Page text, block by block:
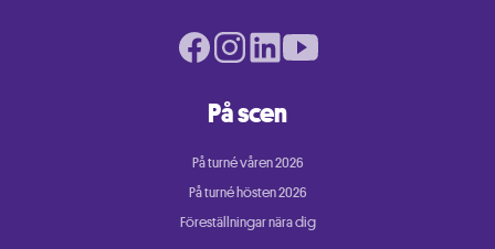
På scen
På turné våren 2026
På turné hösten 2026
Föreställningar nära dig
Facebook page
Instagram page
LinkedIn pageYoutube page